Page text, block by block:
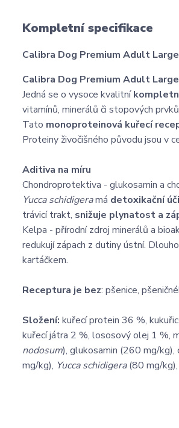
Kompletní specifikace
Calibra Dog Premium Adult
Calibra Dog Premium Adult Large
Jedná se o vysoce kvalitní
vitamínů, minerálů či stopových
Tato monoproteinová kuřecí
Proteiny živočišného původu jsou v
Aditiva na míru
Chondroprotektiva - glukosamin a
Yucca schidigeramá detoxikační
trávicí trakt, snižuje plynatost a
Kelpa - přírodní zdroj minerálů a
redukují zápach z dutiny ústní.
kartáčkem.
Receptura je bez: pšenice,
Složení: kuřecí protein 36 %,
kuřecí játra 2 %, lososový olej 1 %,
nodosum), glukosamin (260 mg/
mg/kg), Yucca schidigera(80 mg/